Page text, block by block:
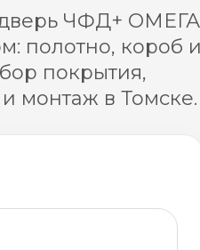
ЧФД+ ОМЕГА
полотно, короб
покрытия,
монтаж в Томске.